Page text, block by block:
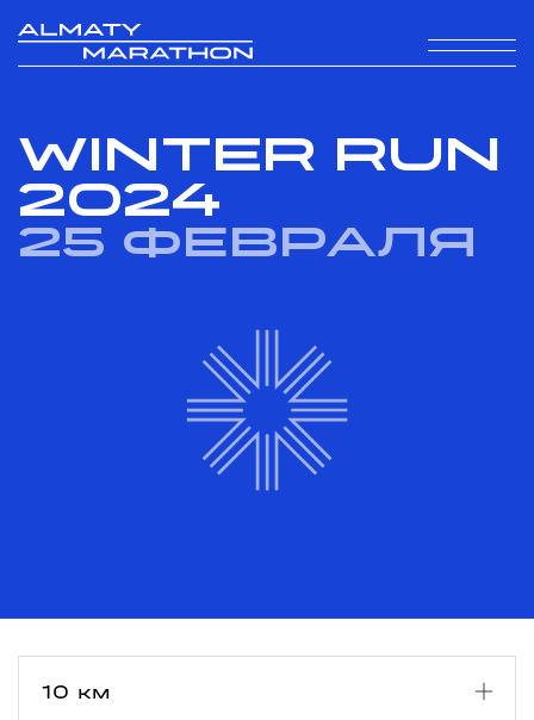
WINTER RUN
2024
25 февраля